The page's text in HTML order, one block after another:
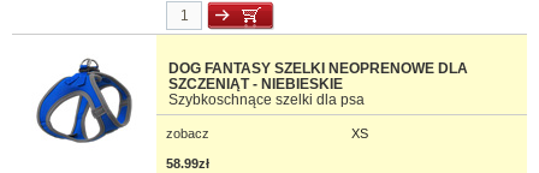
DOG FANTASY SZELKI NEOPRENOWE DLA
SZCZENIĄT - NIEBIESKIE
Szybkoschnące szelki dla psa
zobacz XS
58.99zł